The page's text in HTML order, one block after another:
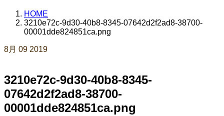
HOME
3210e72c-9d30-40b8-8345-07642d2f2ad8-38700-
00001dde824851ca.png
8月 09 2019
3210e72c-9d30-40b8-8345-
07642d2f2ad8-38700-
00001dde824851ca.png